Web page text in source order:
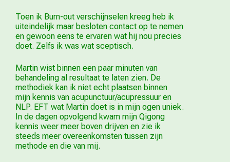
Toen ik Burn-out verschijnselen kreeg heb ik
uiteindelijk maar besloten contact op te nemen
en gewoon eens te ervaren wat hij nou precies
doet. Zelfs ik was wat sceptisch.
Martin wist binnen een paar minuten van
behandeling al resultaat te laten zien. De
methodiek kan ik niet echt plaatsen binnen
mijn kennis van acupunctuur/acupressuur en
NLP. EFT wat Martin doet is in mijn ogen uniek.
In de dagen opvolgend kwam mijn Qigong
kennis weer meer boven drijven en zie ik
steeds meer overeenkomsten tussen zijn
methode en die van mij.